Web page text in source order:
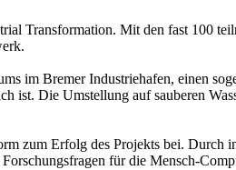
Transformation. Mit den fast 100
im Bremer Industriehafen, einen
ist. Die Umstellung auf sauberen
zum Erfolg des Projekts bei.
für die Mensch-